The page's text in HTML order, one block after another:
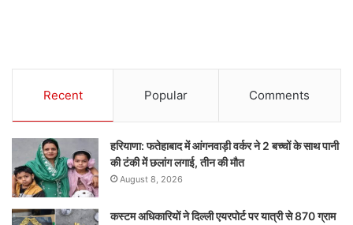
Recent Popular Comments
हरियाणा: फतेहाबाद में आंगनवाड़ी वर्कर ने 2 बच्चों के साथ पानी
की टंकी में छलांग लगाई, तीन की मौत
August 8, 2026
कस्टम अधिकारियों ने दिल्ली एयरपोर्ट पर यात्री से 870 ग्राम